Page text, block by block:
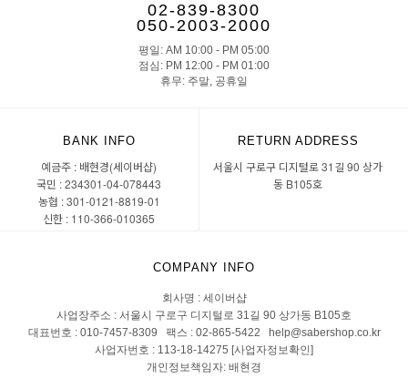
02-839-8300
050-2003-2000
평일: AM 10:00 - PM 05:00
점심: PM 12:00 - PM 01:00
휴무: 주말, 공휴일
BANK INFO
예금주 : 배현경(세이버샵)
국민 : 234301-04-078443
농협 : 301-0121-8819-01
신한 : 110-366-010365
RETURN ADDRESS
서울시 구로구 디지털로 31길 90 상가
동 B105호
COMPANY INFO
회사명 : 세이버샵
사업장주소 : 서울시 구로구 디지털로 31길 90 상가동 B105호
대표번호 : 010-7457-8309 팩스 : 02-865-5422 help@sabershop.co.kr
사업자번호 : 113-18-14275 [사업자정보확인]
개인정보책임자: 배현경